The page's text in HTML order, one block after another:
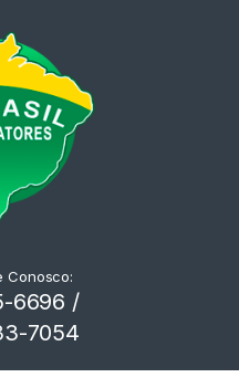
Conosco:
6696 /
7054